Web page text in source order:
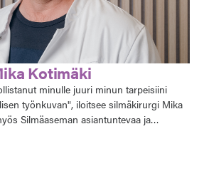
Kotimäki
minulle juuri minun tarpeisiini
työnkuvan", iloitsee silmäkirurgi Mika
Silmäaseman asiantuntevaa ja
henkilöstöä sekä panostusta työssä
Oma lukunsa Mikasta on